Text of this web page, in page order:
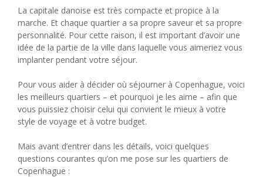
La capitale danoise est très compacte et propice à la
marche. Et chaque quartier a sa propre saveur et sa propre
personnalité. Pour cette raison, il est important d’avoir une
idée de la partie de la ville dans laquelle vous aimeriez vous
implanter pendant votre séjour.
Pour vous aider à décider où séjourner à Copenhague, voici
les meilleurs quartiers – et pourquoi je les aime – afin que
vous puissiez choisir celui qui convient le mieux à votre
style de voyage et à votre budget.
Mais avant d’entrer dans les détails, voici quelques
questions courantes qu’on me pose sur les quartiers de
Copenhague :